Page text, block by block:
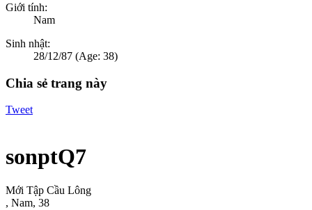
Giới tính:
Nam
Sinh nhật:
28/12/87 (Age: 38)
Chia sẻ trang này
Tweet
sonptQ7
Mới Tập Cầu Lông
, Nam, 38